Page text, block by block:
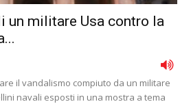
un militare Usa contro la
il vandalismo compiuto da un militare
navali esposti in una mostra a tema